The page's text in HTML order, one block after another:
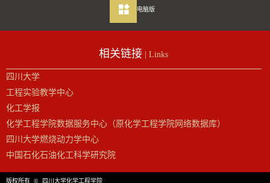
电脑版
相关链接 | Links
四川大学
工程实验教学中心
化工学报
化学工程学院数据服务中心（原化学工程学院网络数据库）
四川大学燃烧动力学中心
中国石化石油化工科学研究院
版权所有 © 四川大学化学工程学院